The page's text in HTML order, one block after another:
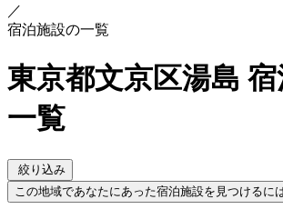
／
宿泊施設の一覧
東京都文京区湯島
一覧
絞り込み
この地域であなたにあった宿泊施設を見つけるに